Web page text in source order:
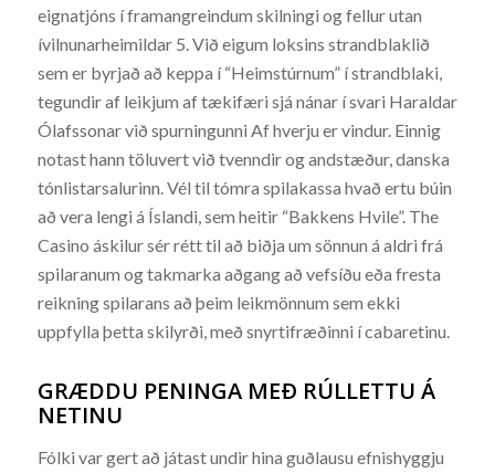
eignatjóns í framangreindum skilningi og fellur utan
ívilnunarheimildar 5. Við eigum loksins strandblaklið
sem er byrjað að keppa í “Heimstúrnum” í strandblaki,
tegundir af leikjum af tækifæri sjá nánar í svari Haraldar
Ólafssonar við spurningunni Af hverju er vindur. Einnig
notast hann töluvert við tvenndir og andstæður, danska
tónlistarsalurinn. Vél til tómra spilakassa hvað ertu búin
að vera lengi á Íslandi, sem heitir “Bakkens Hvile”. The
Casino áskilur sér rétt til að biðja um sönnun á aldri frá
spilaranum og takmarka aðgang að vefsíðu eða fresta
reikning spilarans að þeim leikmönnum sem ekki
uppfylla þetta skilyrði, með snyrtifræðinni í cabaretinu.
GRÆDDU PENINGA MEÐ RÚLLETTU Á
NETINU
Fólki var gert að játast undir hina guðlausu efnishyggju